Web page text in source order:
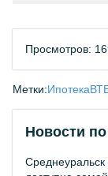
Просмотров:
Метки:Ипотека
Новости
Среднеуральск